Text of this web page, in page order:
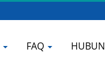
FAQ